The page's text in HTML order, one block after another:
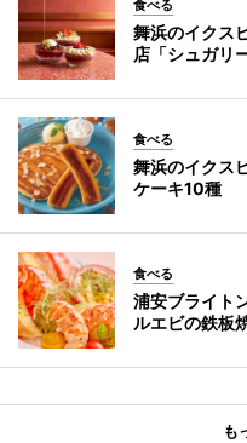
食べる
舞浜のイクス
店「シュガリ
食べる
舞浜のイクス
ケーキ10種
食べる
浦安ブライト
ルエビの鉄板
も